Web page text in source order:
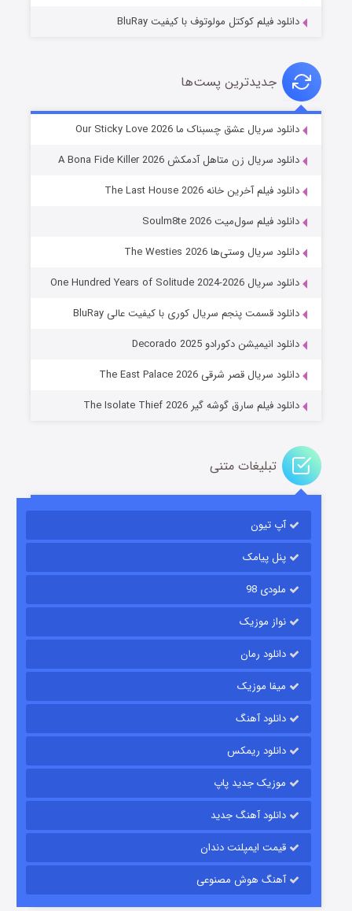
شوهر
عملیات آپارتمان
قسمت۲ (زیرنویس) منتشر شد
قسمت
دانلود فیلم کوکتل مولوتوف با کیفیت BluRay
جدیدترین پست‌ها
دانلود سریال عشق چسبناک ما Our Sticky Love 2026
دانلود سریال زن متاهل آدمکش A Bona Fide Killer 2026
دانلود فیلم آخرین خانه The Last House 2026
دانلود فیلم سول‌میت Soulm8te 2026
دانلود سریال وستی‌ها The Westies 2026
دانلود سریال One Hundred Years of Solitude 2024-2026
دانلود قسمت پنجم سریال کوری با کیفیت عالی BluRay
دانلود انیمیشن دکورادو Decorado 2025
دانلود سریال قصر شرقی The East Palace 2026
دانلود فیلم سارق گوشه گیر The Isolate Thief 2026
تبلیغات متنی
آپ تیون
پنل پیامک
ملودی 98
نواز موزیک
دانلود رمان
میفا موزیک
دانلود آهنگ
دانلود ریمکس
موزیک جدید پاپ
دانلود آهنگ جدید
قیمت ایمپلنت دندان
آهنگ هوش مصنوعی